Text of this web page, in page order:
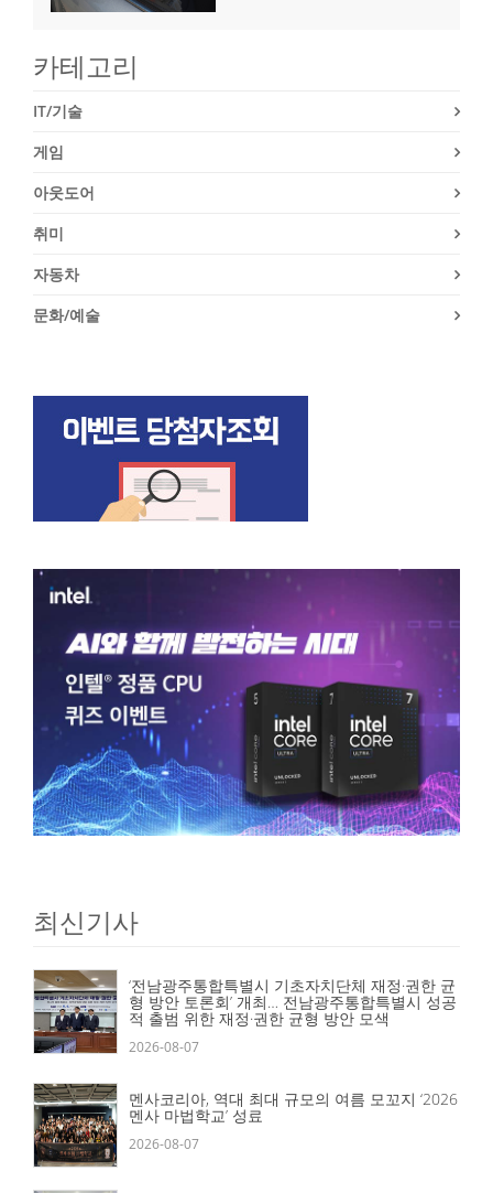
카테고리
IT/기술
게임
아웃도어
취미
자동차
문화/예술
최신기사
‘전남광주통합특별시 기초자치단체 재정·권한 균
형 방안 토론회’ 개최… 전남광주통합특별시 성공
적 출범 위한 재정·권한 균형 방안 모색
2026-08-07
멘사코리아, 역대 최대 규모의 여름 모꼬지 ‘2026
멘사 마법학교’ 성료
2026-08-07